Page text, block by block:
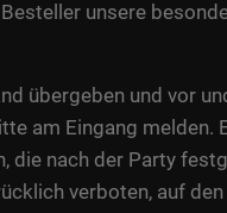
unsere
übergeben und vor
am Eingang melden.
die nach der Party
verboten, auf